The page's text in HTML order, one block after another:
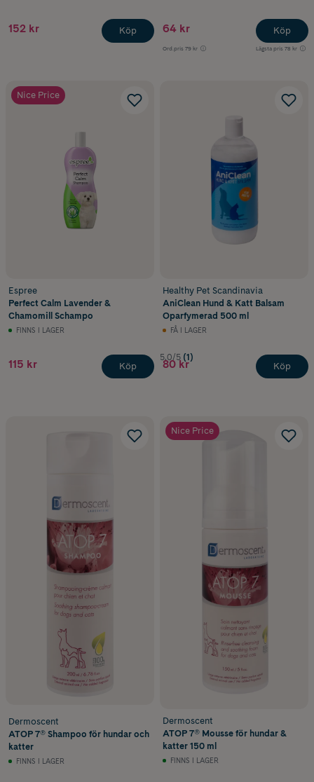
152 kr Köp 64 kr
Ord.pris 79 kr Lägsta pris 78 kr
Köp
Nice Price
Espree
Perfect Calm Lavender &
Chamomill Schampo
FINNS I LAGER
115 kr Köp
Healthy Pet Scandinavia
AniClean Hund & Katt Balsam
Oparfymerad 500 ml
FÅ I LAGER
5.0/5 (1)
80 kr Köp
Dermoscent
ATOP 7® Shampoo för hundar och
katter
FINNS I LAGER
Nice Price
Dermoscent
ATOP 7® Mousse för hundar &
katter 150 ml
FINNS I LAGER